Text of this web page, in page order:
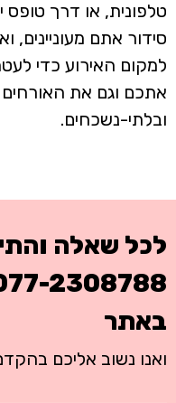
טלפונית, או דרך
סידור אתם
למקום האירוע כדי
אתכם וגם את האורחים
ובלתי-נשכחים.
לכל שאלה
2308788
באתר
ואנו נשוב אליכם